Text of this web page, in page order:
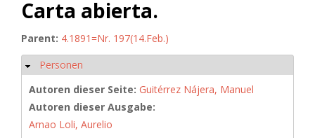
Carta abierta.
Parent: 4.1891=Nr. 197(14.Feb.)
Ausblenden
Personen
Autoren dieser Seite: Guitérrez Nájera, Manuel
Autoren dieser Ausgabe:
Arnao Loli, Aurelio